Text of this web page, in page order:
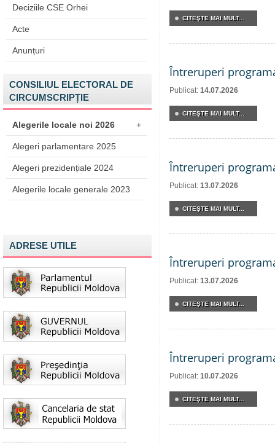
Deciziile CSE Orhei
Acte
Anunțuri
CONSILIUL ELECTORAL DE
CIRCUMSCRIPȚIE
Alegerile locale noi 2026 +
Alegeri parlamentare 2025
Alegeri prezidențiale 2024
Alegerile locale generale 2023
ADRESE UTILE
CITEŞTE MAI MULT...
Întreruperi
Publicat: 14.07.2026
CITEŞTE MAI MULT...
Întreruperi
Publicat: 13.07.2026
CITEŞTE MAI MULT...
Întreruperi
Publicat: 13.07.2026
CITEŞTE MAI MULT...
Întreruperi
Publicat: 10.07.2026
CITEŞTE MAI MULT...